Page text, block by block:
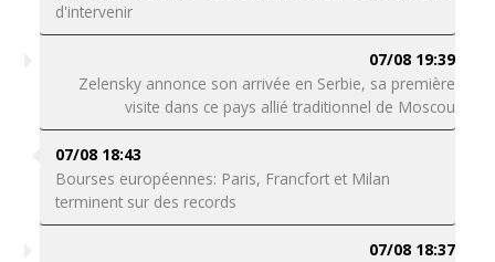
d'intervenir
07/08 19:39
Zelensky annonce son arrivée en Serbie, sa première
visite dans ce pays allié traditionnel de Moscou
07/08 18:43
Bourses européennes: Paris, Francfort et Milan
terminent sur des records
07/08 18:37